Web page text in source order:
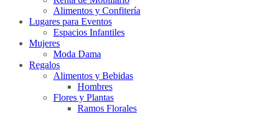
Alimentos y Confitería
Lugares para Eventos
Espacios Infantiles
Mujeres
Moda Dama
Regalos
Alimentos y Bebidas
Hombres
Flores y Plantas
Ramos Florales